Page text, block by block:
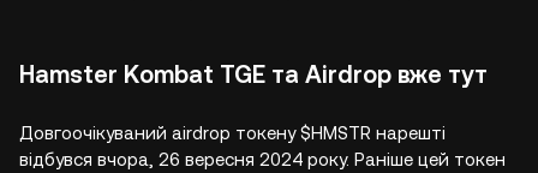
Hamster Kombat TGE та Airdrop вже тут
Довгоочікуваний airdrop токену $HMSTR нарешті
відбувся вчора, 26 вересня 2024 року. Раніше цей токен